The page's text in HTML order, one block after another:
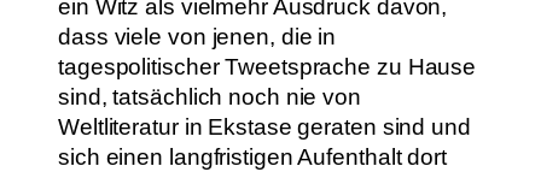
ein Witz als vielmehr Ausdruck davon,
dass viele von jenen, die in
tagespolitischer Tweetsprache zu Hause
sind, tatsächlich noch nie von
Weltliteratur in Ekstase geraten sind und
sich einen langfristigen Aufenthalt dort